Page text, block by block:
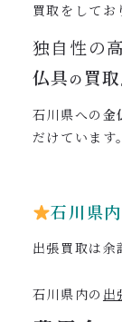
買取をしてお
独自性の
仏具 の 買取
石川県への 金
だけています。
石川県
出張買取は余
石川県内の 出